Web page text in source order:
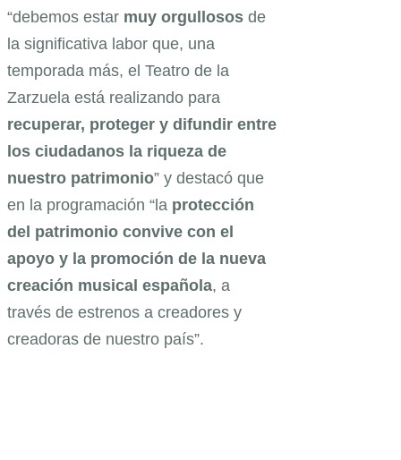
“debemos estar muy orgullosos de
la significativa labor que, una
temporada más, el Teatro de la
Zarzuela está realizando para
recuperar, proteger y difundir entre
los ciudadanos la riqueza de
nuestro patrimonio” y destacó que
en la programación “la protección
del patrimonio convive con el
apoyo y la promoción de la nueva
creación musical española, a
través de estrenos a creadores y
creadoras de nuestro país”.